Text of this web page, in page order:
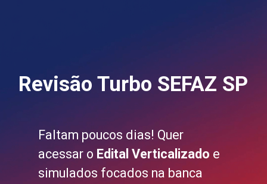
Revisão Turbo SEFAZ SP
Faltam poucos dias! Quer
acessar o Edital Verticalizado e
simulados focados na banca